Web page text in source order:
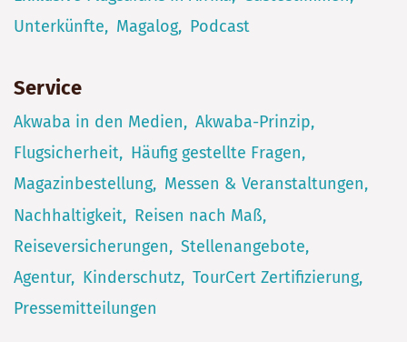
Unterkünfte
Magalog Podcast
Service
Akwaba in den Medien
Akwaba-Prinzip
Flugsicherheit
Häufig gestellte Fragen
Magazinbestellung
Messen & Veranstaltungen
Nachhaltigkeit
Reisen nach Maß
Reiseversicherungen
Stellenangebote
Agentur
Kinderschutz TourCert Zertifizierung
Pressemitteilungen